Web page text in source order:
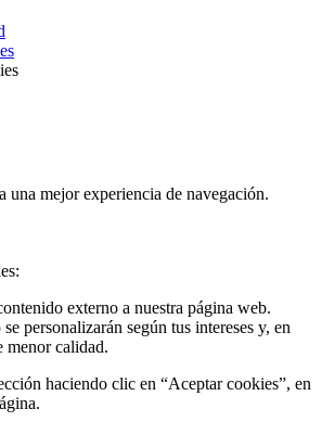
una mejor experiencia de navegación.
externo a nuestra página web.
personalizarán según tus intereses y, en
menor calidad.
haciendo clic en “Aceptar cookies”, en